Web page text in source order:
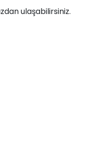
ulaşabilirsiniz.